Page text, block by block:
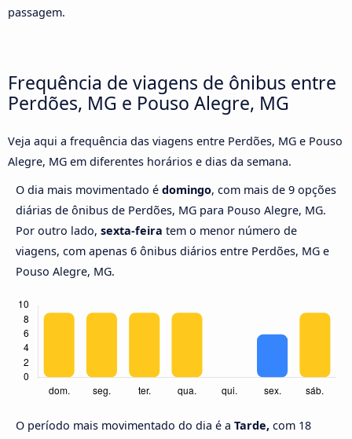
passagem.
Frequência de viagens de ônibus entre
Perdões, MG e Pouso Alegre, MG
Veja aqui a frequência das viagens entre Perdões, MG e Pouso
Alegre, MG em diferentes horários e dias da semana.
O dia mais movimentado é domingo, com mais de 9 opções
diárias de ônibus de Perdões, MG para Pouso Alegre, MG.
Por outro lado, sexta-feira tem o menor número de
viagens, com apenas 6 ônibus diários entre Perdões, MG e
Pouso Alegre, MG.
O período mais movimentado do dia é a Tarde, com 18